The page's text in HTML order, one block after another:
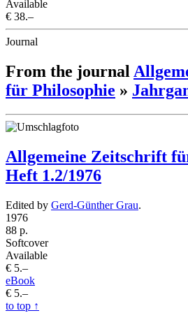
Available
€ 38.–
Journal
From the journal
für Philosophie »
Allgemeine Zeitschrift
Heft 1.2/1976
Edited by Gerd-Günther Grau.
1976
88 p.
Softcover
Available
€ 5.–
eBook
€ 5.–
to top ↑